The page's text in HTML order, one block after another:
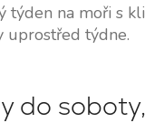
týden na moři s
uprostřed týdne.
do